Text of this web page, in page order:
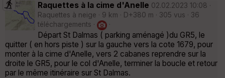
Raquettes à la cime d'Anelle 02.02.2023 10:08 ·
Raquettes à neige · 9 km · D+380 m · 305 vus · 36
téléchargements ·
·
Départ St Dalmas ( parking aménagé )du GR5, le
quitter ( en hors piste ) sur la gauche vers la cote 1679, pour
monter à la cime d'Anelle, vers 2 cabanes reprendre sur la
droite le GR5, pour le col d'Anelle, terminer la boucle et retour
par le même itinéraire sur St Dalmas.